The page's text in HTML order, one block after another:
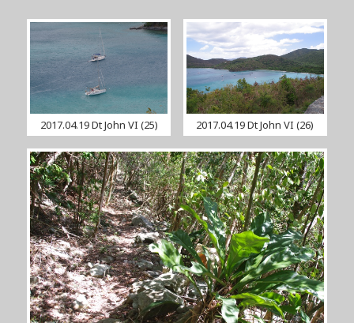
2017.04.19 Dt John VI (25) 2017.04.19 Dt John VI (26)